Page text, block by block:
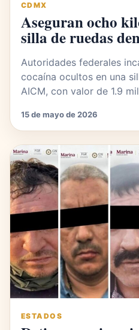
CDMX
Aseguran ocho
silla de ruedas
Autoridades federales
cocaína ocultos en una
AICM, con valor de 1.9
15 de mayo de 2026
ESTADOS